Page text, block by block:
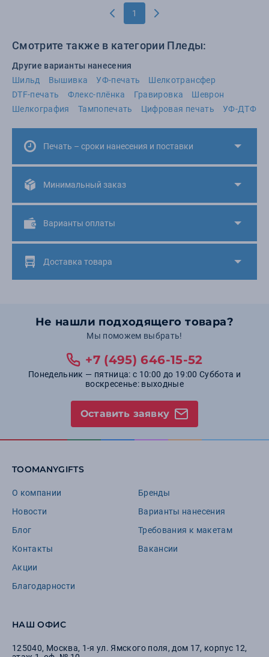
1
Смотрите также в категории Пледы:
Другие варианты нанесения
Шильд
Вышивка УФ-печать
Шелкотрансфер
DTF-печать
Флекс-плёнка Гравировка
Шеврон
Шелкография
Тампопечать Цифровая печать УФ-ДТФ
Печать – сроки нанесения и поставки
Минимальный заказ
Варианты оплаты
Доставка товара
Не нашли подходящего товара?
Мы поможем выбрать!
+7 (495) 646-15-52
Понедельник — пятница: с 10:00 до 19:00 Суббота и
воскресенье: выходные
Оставить заявку
TOOMANYGIFTS
О компании
Новости
Блог
Контакты
Акции
Благодарности
Бренды
Варианты нанесения
Требования к макетам
Вакансии
НАШ ОФИС
125040, Москва, 1-я ул. Ямского поля, дом 17, корпус 12,